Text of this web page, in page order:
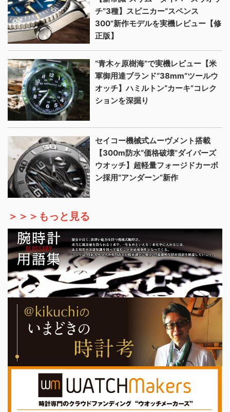
チ”3種】スピニカー“スペンス
300”新作モデルを実機レビュー【修
正版】
“青木ヶ原樹海”で実機レビュー【米
軍御用達ブランド“38mm”ツールウ
オッチ】ハミルトン“カーキ”コレク
ションを深掘り
セイコー機械式ムーヴメント搭載
【300m防水“価格破壊”ダイバーズ
ウオッチ】超軽量フォージドカーボ
ン採用“アンダーン”新作
＞＞＞もっと見る